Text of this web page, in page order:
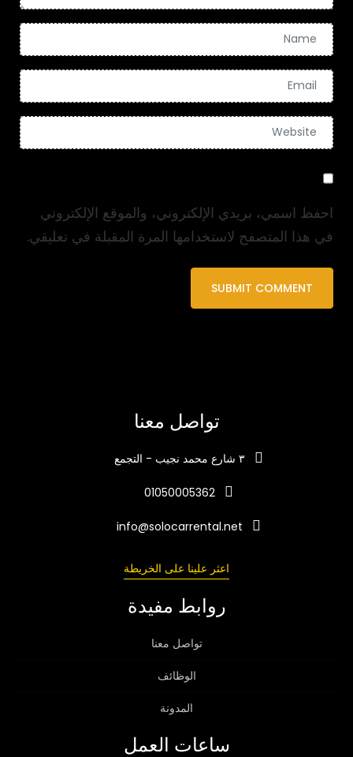
احفظ اسمي، بريدي الإلكتروني، والموقع الإلكتروني
في هذا المتصفح لاستخدامها المرة المقبلة في تعليقي.
تواصل معنا
٣ شارع محمد نجيب - التجمع
01050005362
info@solocarrental.net
اعثر علينا على الخريطة
روابط مفيدة
تواصل معنا
الوظائف
المدونة
ساعات العمل